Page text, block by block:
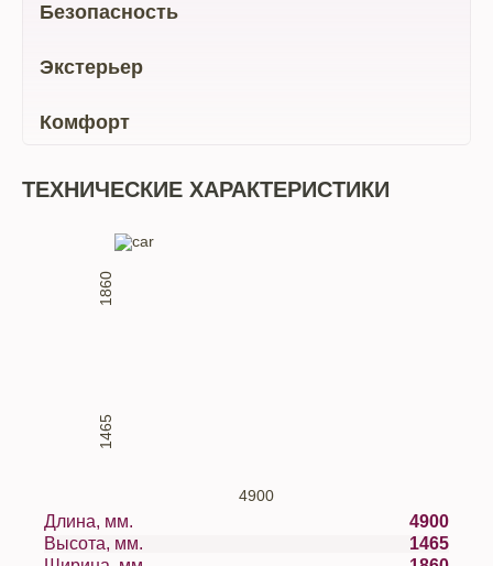
Безопасность
Экстерьер
Комфорт
ТЕХНИЧЕСКИЕ ХАРАКТЕРИСТИКИ
4900
1465
1860
Длина, мм.
4900
Высота, мм.
1465